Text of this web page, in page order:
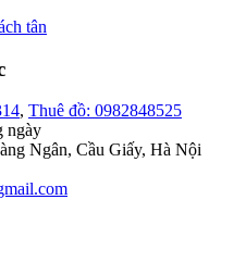
, Thuê đồ: 0982848525
ngày
Ngân, Cầu Giấy, Hà Nội